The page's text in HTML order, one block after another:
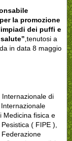
la promozione
dei puffi e
,tenutosi a
in data 8 maggio
Internazionale di
Medicina fisica e
( FIPE ),